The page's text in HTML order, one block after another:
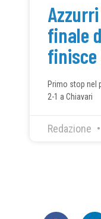
finale
finisce
Primo stop nel
2-1 a Chiavari
Redazione